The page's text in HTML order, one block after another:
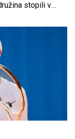
stopili v
novoletne
ali odnos,
...